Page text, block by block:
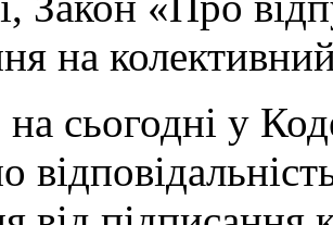
на
сьогодні у